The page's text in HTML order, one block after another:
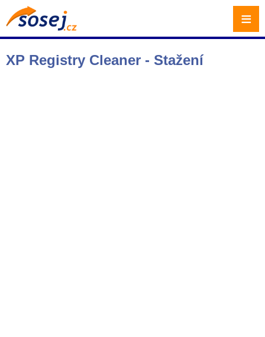
XP Registry Cleaner - Stažení
≡